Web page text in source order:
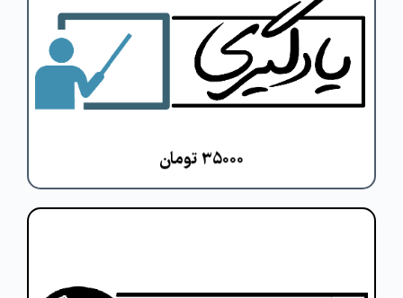
۳۵۰۰۰ تومان
به جامعه برای ارائه خدمات طلبگی نیاز به
مهارت آموزی دارد. یکی از مهارت های پایه
برای هر اقدامی، مهارت یادگیری است.
مشاهده دوره
خلق چیزی جدید و نو است. شما در این